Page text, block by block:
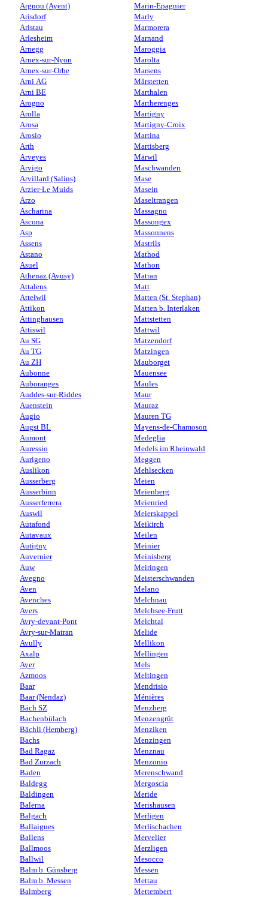
Argnou (Ayent)
Arisdorf
Aristau
Arlesheim
Arnegg
Arnex-sur-Nyon
Arnex-sur-Orbe
Arni AG
Arni BE
Arogno
Arolla
Arosa
Arosio
Arth
Arveyes
Arvigo
Arvillard (Salins)
Arzier-Le Muids
Arzo
Ascharina
Ascona
Asp
Assens
Astano
Asuel
Athenaz (Avusy)
Attalens
Attelwil
Attikon
Attinghausen
Attiswil
Au SG
Au TG
Au ZH
Aubonne
Auboranges
Auddes-sur-Riddes
Auenstein
Augio
Augst BL
Aumont
Auressio
Aurigeno
Auslikon
Ausserberg
Ausserbinn
Ausserferrera
Auswil
Autafond
Autavaux
Autigny
Auvernier
Auw
Avegno
Aven
Avenches
Avers
Avry-devant-Pont
Avry-sur-Matran
Avully
Axalp
Ayer
Azmoos
Baar
Baar (Nendaz)
Bäch SZ
Bachenbülach
Bächli (Hemberg)
Bachs
Bad Ragaz
Bad Zurzach
Baden
Baldegg
Baldingen
Balerna
Balgach
Ballaigues
Ballens
Ballmoos
Ballwil
Balm b. Günsberg
Balm b. Messen
Balmberg
Marin-Epagnier
Marly
Marmorera
Marnand
Maroggia
Marolta
Marsens
Märstetten
Marthalen
Martherenges
Martigny
Martigny-Croix
Martina
Martisberg
Märwil
Maschwanden
Mase
Masein
Maseltrangen
Massagno
Massongex
Massonnens
Mastrils
Mathod
Mathon
Matran
Matt
Matten (St. Stephan)
Matten b. Interlaken
Mattstetten
Mattwil
Matzendorf
Matzingen
Mauborget
Mauensee
Maules
Maur
Mauraz
Mauren TG
Mayens-de-Chamoson
Medeglia
Medels im Rheinwald
Meggen
Mehlsecken
Meien
Meienberg
Meienried
Meierskappel
Meikirch
Meilen
Meinier
Meinisberg
Meiringen
Meisterschwanden
Melano
Melchnau
Melchsee-Frutt
Melchtal
Melide
Mellikon
Mellingen
Mels
Meltingen
Mendrisio
Ménières
Menzberg
Menzengrüt
Menziken
Menzingen
Menznau
Menzonio
Merenschwand
Mergoscia
Meride
Merishausen
Merligen
Merlischachen
Mervelier
Merzligen
Mesocco
Messen
Mettau
Mettembert